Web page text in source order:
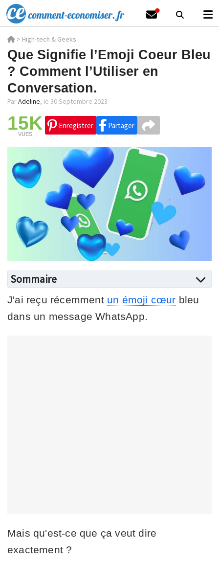
> High-tech & Geeks
Que Signifie l’Emoji Coeur Bleu
? Comment l’Utiliser en
Conversation.
ParAdeline, le 30 Septembre 2023
15K
VUES
Enregistrer Partager
Sommaire
J'ai reçu récemment un émoji cœur bleu
dans un message WhatsApp.
Mais qu'est-ce que ça veut dire
exactement ?